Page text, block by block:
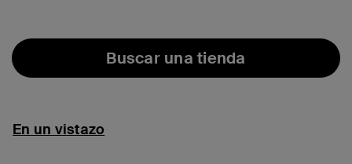
Buscar una tienda
En un vistazo